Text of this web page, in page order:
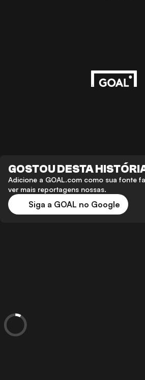
GOSTOU DESTA
Adicione a GOAL.com como sua fonte
ver mais reportagens nossas.
Siga a GOAL no Google